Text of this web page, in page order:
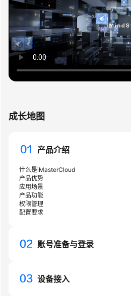
准
备
与
登
录
设
备
操
常
见
问
题
API
成长地图
产品介绍
什么是iMasterCloud
产品优势
应用场景
产品功能
权限管理
配置要求
账号准备与登录
设备接入